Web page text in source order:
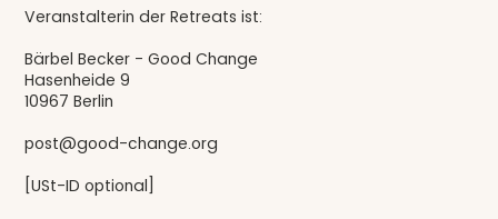
Veranstalterin der Retreats ist:
Bärbel Becker - Good Change
Hasenheide 9
10967 Berlin
post@good-change.org
[USt-ID optional]